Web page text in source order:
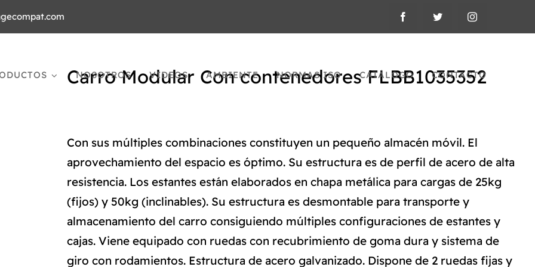
NOSOTROS VIDEOS AMBIENTE NORMAS ISO CATÁLOGO CONTACTO
Carro Modular Con contenedores FLBB1035352
Con sus múltiples combinaciones constituyen un pequeño almacén móvil. El
aprovechamiento del espacio es óptimo. Su estructura es de perfil de acero de alta
resistencia. Los estantes están elaborados en chapa metálica para cargas de 25kg
(fijos) y 50kg (inclinables). Su estructura es desmontable para transporte y
almacenamiento del carro consiguiendo múltiples configuraciones de estantes y
cajas. Viene equipado con ruedas con recubrimiento de goma dura y sistema de
giro con rodamientos. Estructura de acero galvanizado. Dispone de 2 ruedas fijas y